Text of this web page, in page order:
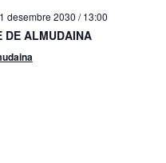
desembre 2030 / 13:00
DE ALMUDAINA